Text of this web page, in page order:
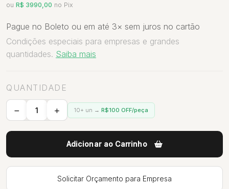
ou R$ 3990,00 no Pix
Pague no Boleto ou em até 3× sem juros no cartão
Condições especiais para empresas e grandes
quantidades. Saiba mais
QUANTIDADE
10+ un → R$100 OFF/peça
Adicionar ao Carrinho
Solicitar Orçamento para Empresa